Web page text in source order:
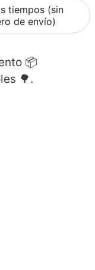
tiempos (sin
de envío)
📦
🌳.